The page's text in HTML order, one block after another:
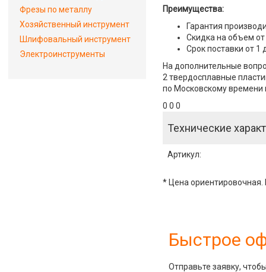
Преимущества:
Гарантия
Скидка на объем от
Срок поставки от 1
На дополнительные
2 твердосплавные
по Московскому времени
0 0 0
Технические
Артикул:
* Цена ориентировочная.
Быстрое
Отправьте заявку,
Фрезы по металлу
Хозяйственный инструмент
Шлифовальный инструмент
Электроинструменты